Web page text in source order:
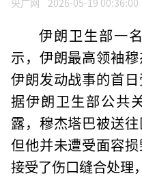
伊朗卫生部一
示，伊朗最高领袖
伊朗发动战事的首日
据伊朗卫生部公共
露，穆杰塔巴被送往
但他并未遭受面容
接受了伤口缝合处理